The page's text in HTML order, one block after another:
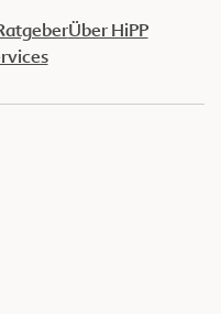
Über HiPP